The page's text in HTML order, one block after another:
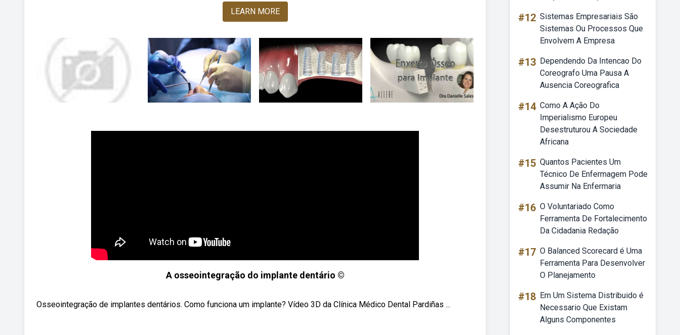
LEARN MORE
A osseointegração do implante dentário ©
Osseointegração de implantes dentários. Como funciona um implante? Vídeo 3D da Clínica Médico Dental Pardiñas ...
#12 Sistemas Empresariais São
Sistemas Ou Processos Que
Envolvem A Empresa
#13 Dependendo Da Intencao Do
Coreografo Uma Pausa A
Ausencia Coreografica
#14 Como A Ação Do
Imperialismo Europeu
Desestruturou A Sociedade
Africana
#15 Quantos Pacientes Um
Técnico De Enfermagem Pode
Assumir Na Enfermaria
#16 O Voluntariado Como
Ferramenta De Fortalecimento
Da Cidadania Redação
#17 O Balanced Scorecard é Uma
Ferramenta Para Desenvolver
O Planejamento
#18 Em Um Sistema Distribuido é
Necessario Que Existam
Alguns Componentes